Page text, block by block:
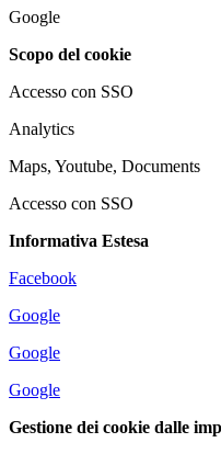
Google
Scopo del cookie
Accesso con SSO
Analytics
Maps, Youtube, Documents
Accesso con SSO
Informativa Estesa
Facebook
Google
Google
Google
Gestione dei cookie dalle